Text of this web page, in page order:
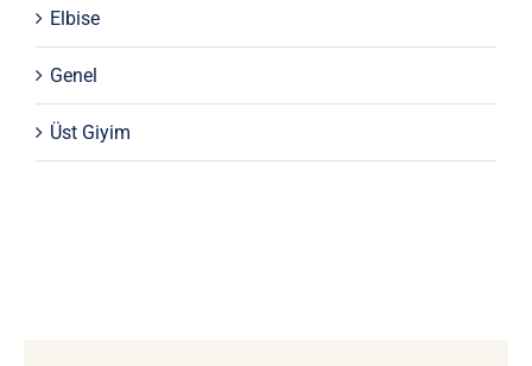
Elbise
Genel
Üst Giyim